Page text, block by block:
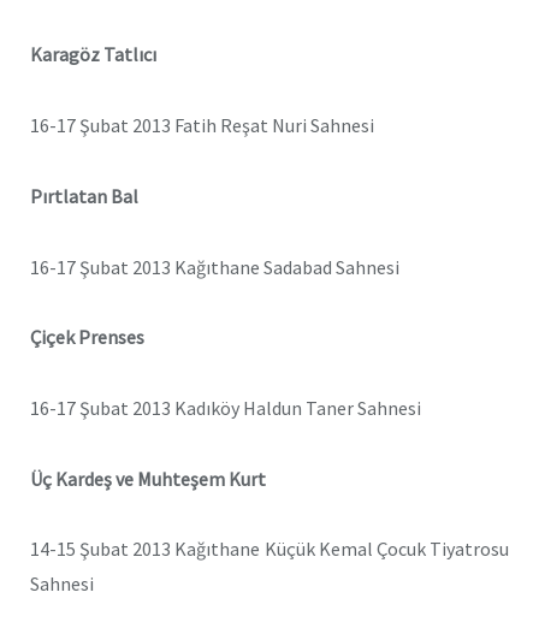
Karagöz Tatlıcı
16-17 Şubat 2013 Fatih Reşat Nuri Sahnesi
Pırtlatan Bal
16-17 Şubat 2013 Kağıthane Sadabad Sahnesi
Çiçek Prenses
16-17 Şubat 2013 Kadıköy Haldun Taner Sahnesi
Üç Kardeş ve Muhteşem Kurt
14-15 Şubat 2013 Kağıthane Küçük Kemal Çocuk Tiyatrosu
Sahnesi